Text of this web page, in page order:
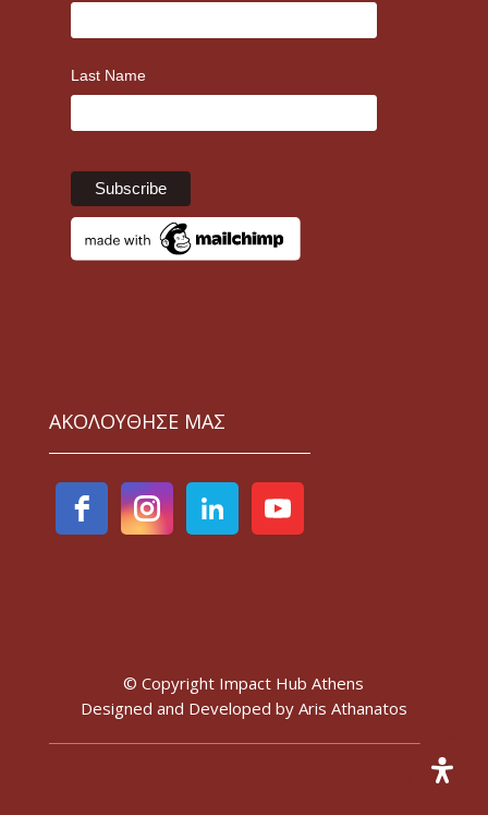
Last Name
ΑΚΟΛΟΥΘΗΣΕ ΜΑΣ
© Copyright Impact Hub Athens
Designed and Developed by Aris Athanatos